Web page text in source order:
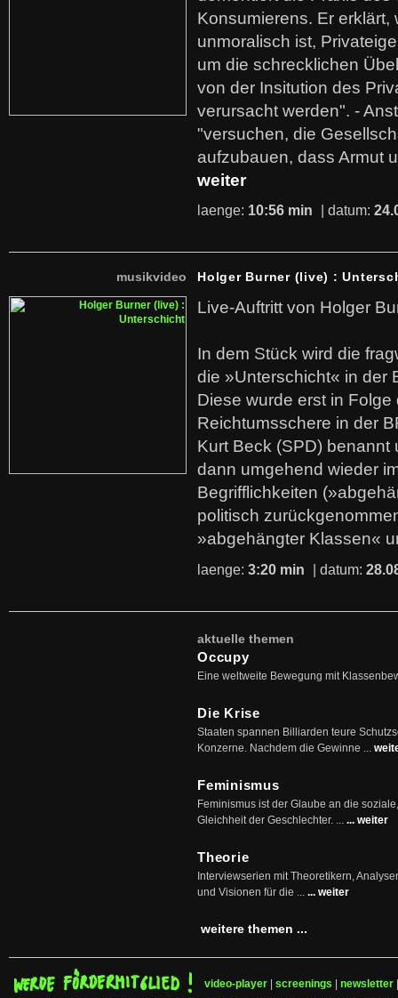
Konsumierens. Er erklärt,
unmoralisch ist,
um die schrecklichen
von der Insitution des
verursacht werden". -
"versuchen, die
aufzubauen, dass Armut
weiter
laenge: 10:56 min | datum:
musikvideo Holger Burner (live) :
Live-Auftritt von Holger
In dem Stück wird die
die »Unterschicht« in der
Diese wurde erst in
Reichtumsschere in der
Kurt Beck (SPD)
dann umgehend wieder
Begrifflichkeiten
politisch
»abgehängter Klassen«
laenge: 3:20 min | datum:
aktuelle themen
Occupy
Eine weltweite Bewegung mit
Die Krise
Staaten spannen Billiarden teure
Konzerne. Nachdem die Gewinne ...
Feminismus
Feminismus ist der Glaube an die
Gleichheit der Geschlechter. ... ... weiter
Theorie
Interviewserien mit Theoretikern,
und Visionen für die ... ... weiter
weitere themen ...
video-player screenings newsletter